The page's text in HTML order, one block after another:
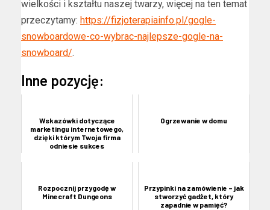
wielkości i kształtu naszej twarzy, więcej na ten temat
przeczytamy: https://fizjoterapiainfo.pl/gogle-
snowboardowe-co-wybrac-najlepsze-gogle-na-
snowboard/.
Inne pozycję:
Wskazówki dotyczące
marketingu internetowego,
dzięki którym Twoja firma
odniesie sukces
Ogrzewanie w domu
Rozpocznij przygodę w
Minecraft Dungeons
Przypinki na zamówienie – jak
stworzyć gadżet, który
zapadnie w pamięć?